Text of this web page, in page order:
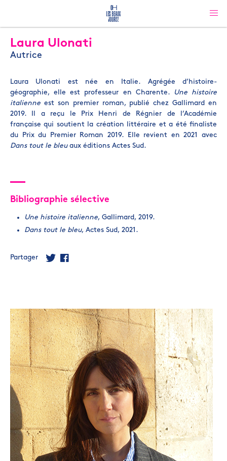
Laura Ulonati
Autrice
Laura Ulonati est née en Italie. Agrégée d’histoire-
géographie, elle est professeur en Charente.
Une histoire
italienne est son premier roman, publié chez Gallimard en
2019. Il a reçu le Prix Henri de Régnier de l’Académie
française qui soutient la création littéraire et a été finaliste
du Prix du Premier Roman 2019. Elle revient en 2021 avec
Dans tout le bleuaux éditions Actes Sud.
Bibliographie sélective
Une histoire italienne, Gallimard, 2019.
Dans tout le bleu, Actes Sud, 2021.
Partager